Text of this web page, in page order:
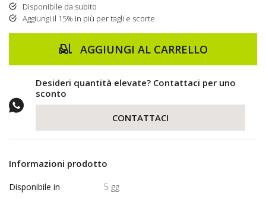
Disponibile da subito
Aggiungi il 15% in più per tagli e scorte
AGGIUNGI AL CARRELLO
Desideri quantità elevate? Contattaci per uno
sconto
CONTATTACI
Informazioni prodotto
Disponibile in 5 gg